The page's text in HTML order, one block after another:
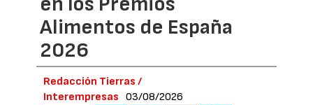
Alimentos de España
2026
Redacción Tierras /
Interempresas
03/08/2026